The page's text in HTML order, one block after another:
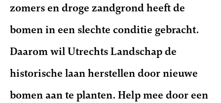
zomers en droge zandgrond heeft de
bomen in een slechte conditie gebracht.
Daarom wil Utrechts Landschap de
historische laan herstellen door nieuwe
bomen aan te planten. Help mee door een